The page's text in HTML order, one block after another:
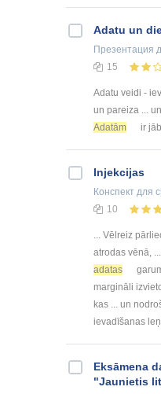
Adatu un
Презентация
15
Adatu veidi -
un pareiza ...
Adatām
ir
Injekcijas
Конспект для
10
... Vēlreiz
atrodas vēnā,
adatas
margināli
kas ... un
ievadīšanas
Eksāmena
"Jaunietis